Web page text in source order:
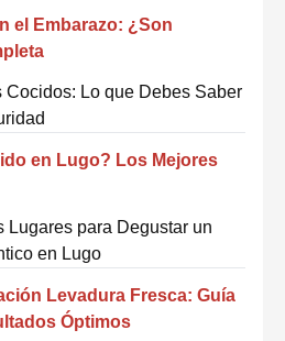
el Embarazo: ¿Son
Cocidos: Lo que Debes Saber
en Lugo? Los Mejores
Lugares para Degustar un
en Lugo
Levadura Fresca: Guía
Óptimos